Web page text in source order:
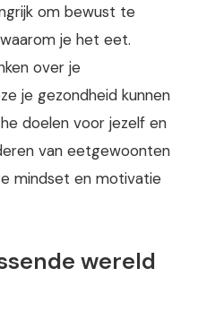
om bewust te
je het eet.
over je
je gezondheid kunnen
doelen voor jezelf en
van eetgewoonten
mindset en motivatie
wereld